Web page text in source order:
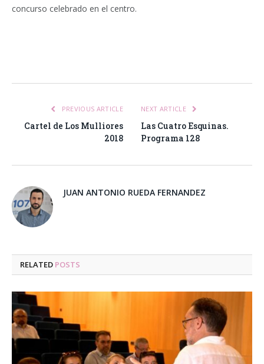
concurso celebrado en el centro.
PREVIOUS ARTICLE
Cartel de Los Mulliores
2018
NEXT ARTICLE
Las Cuatro Esquinas.
Programa 128
JUAN ANTONIO RUEDA FERNANDEZ
RELATED POSTS